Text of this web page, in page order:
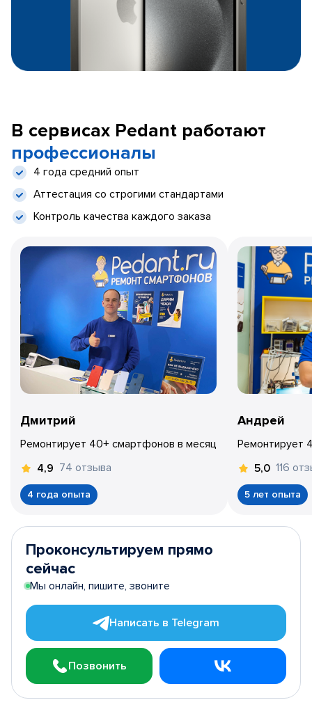
В сервисах Pedant работают
профессионалы
4 года средний опыт
Аттестация со строгими стандартами
Контроль качества каждого заказа
Дмитрий
Ремонтирует 40+ смартфонов в месяц
4,9 74 отзыва
4 года опыта
Андрей
Ремонтирует
5,0 116
5 лет опыта
Проконсультируем прямо
сейчас
Мы онлайн, пишите, звоните
Написать в Telegram
Позвонить